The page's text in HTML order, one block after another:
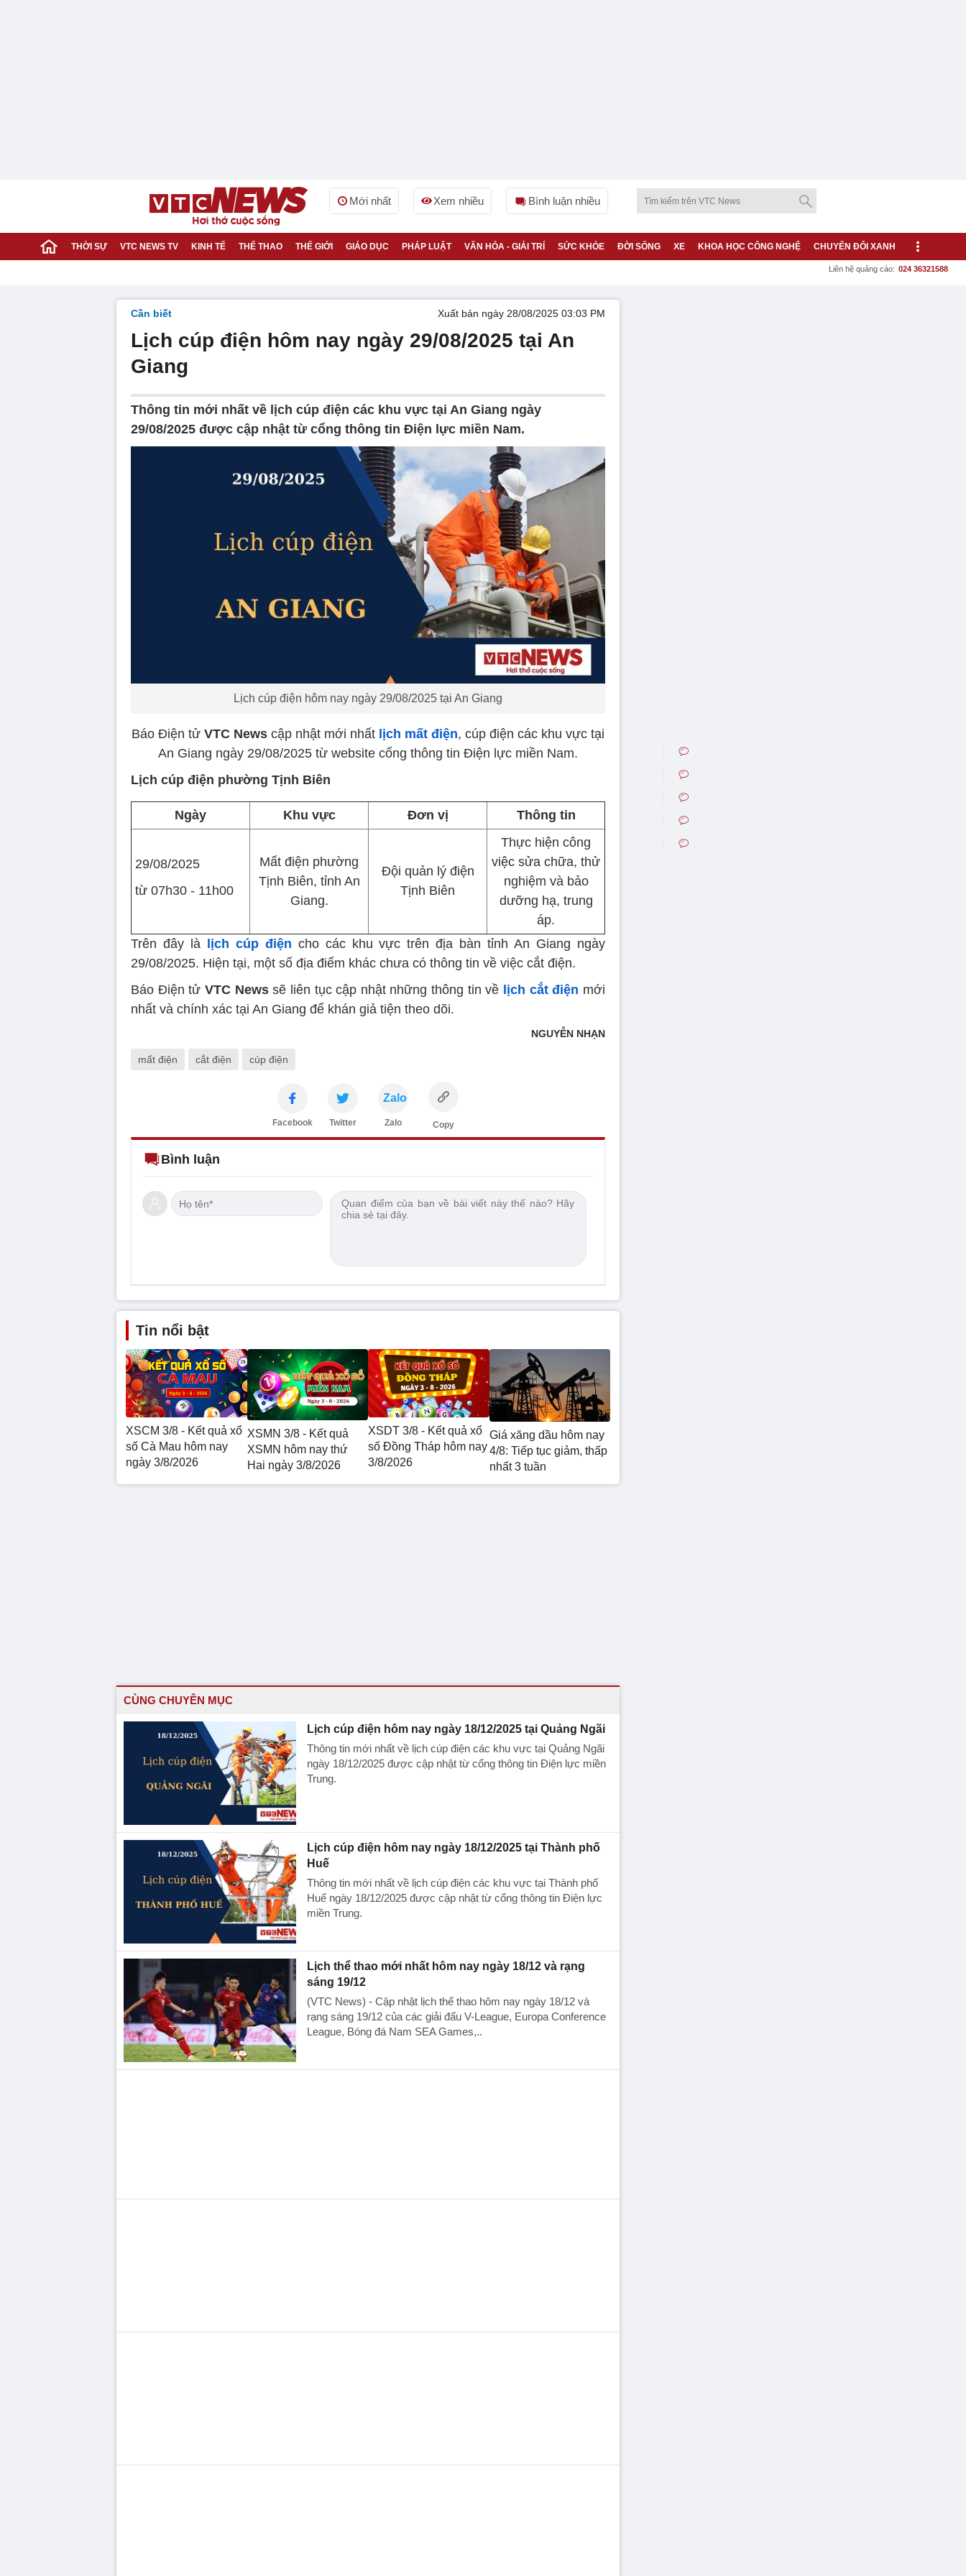
Mới nhất Xem nhiều Bình luận nhiều
THỜI SỰ VTC NEWS TV KINH TẾ THỂ THAO THẾ GIỚI GIÁO DỤC PHÁP LUẬT VĂN HÓA - GIẢI TRÍ SỨC KHỎE ĐỜI SỐNG XE KHOA HỌC CÔNG NGHỆ CHUYỂN ĐỔI XANH
Liên hệ quảng cáo: 024 36321588
Cần biết Xuất bản ngày 28/08/2025 03:03 PM
Lịch cúp điện hôm nay ngày 29/08/2025 tại An
Giang
Thông tin mới nhất về lịch cúp điện các khu vực tại An Giang ngày
29/08/2025 được cập nhật từ cổng thông tin Điện lực miền Nam.
Lịch cúp điện hôm nay ngày 29/08/2025 tại An Giang
Báo Điện tử VTC News cập nhật mới nhất lịch mất điện, cúp điện các khu vực tại
An Giang ngày 29/08/2025 từ website cổng thông tin Điện lực miền Nam.
Lịch cúp điện phường Tịnh Biên
Ngày Khu vực Đơn vị Thông tin
29/08/2025
từ 07h30 - 11h00
Mất điện phường
Tịnh Biên, tỉnh An
Giang.
Đội quản lý điện
Tịnh Biên
Thực hiện công
việc sửa chữa, thử
nghiệm và bảo
dưỡng hạ, trung
áp.
Trên đây là
lịch cúp điện cho các khu vực trên địa bàn tỉnh An Giang ngày
29/08/2025. Hiện tại, một số địa điểm khác chưa có thông tin về việc cắt điện.
Báo Điện tử VTC Newssẽ liên tục cập nhật những thông tin về lịch cắt điện mới
nhất và chính xác tại An Giang để khán giả tiện theo dõi.
NGUYỄN NHẠN
mất điện cắt điện cúp điện
Facebook Twitter
Zalo
Zalo Copy
Bình luận
Tin nổi bật
XSCM 3/8 - Kết quả xổ
số Cà Mau hôm nay
ngày 3/8/2026
XSMN 3/8 - Kết quả
XSMN hôm nay thứ
Hai ngày 3/8/2026
XSDT 3/8 - Kết quả xổ
số Đồng Tháp hôm nay
3/8/2026
Giá xăng dầu hôm nay
4/8: Tiếp tục giảm, thấp
nhất 3 tuần
CÙNG CHUYÊN MỤC
Lịch cúp điện hôm nay ngày 18/12/2025 tại Quảng Ngãi
Thông tin mới nhất về lịch cúp điện các khu vực tại Quảng Ngãi
ngày 18/12/2025 được cập nhật từ cổng thông tin Điện lực miền
Trung.
Lịch cúp điện hôm nay ngày 18/12/2025 tại Thành phố
Huế
Thông tin mới nhất về lịch cúp điện các khu vực tại Thành phố
Huế ngày 18/12/2025 được cập nhật từ cổng thông tin Điện lực
miền Trung.
Lịch thể thao mới nhất hôm nay ngày 18/12 và rạng
sáng 19/12
(VTC News) - Cập nhật lịch thể thao hôm nay ngày 18/12 và
rạng sáng 19/12 của các giải đấu V-League, Europa Conference
League, Bóng đá Nam SEA Games,..